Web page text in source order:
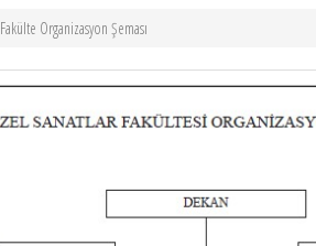
Fakülte Organizasyon Şeması